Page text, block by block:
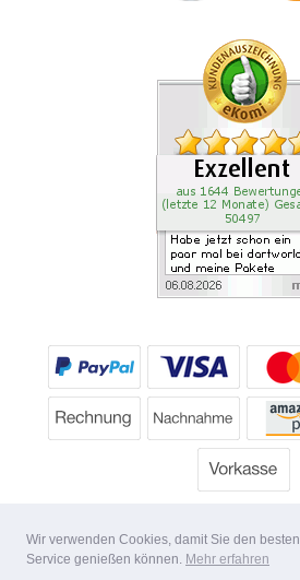
Wir verwenden Cookies, damit Sie den besten
Service genießen können. Mehr erfahren